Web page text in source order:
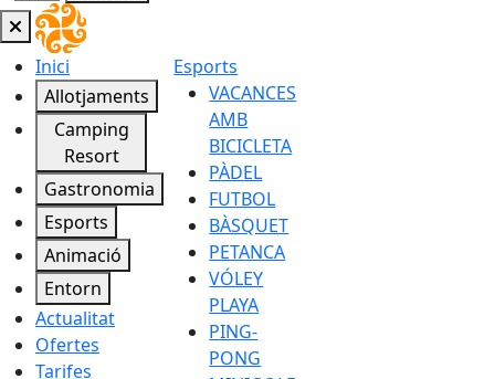
Inici
Allotjaments
Camping
Resort
Gastronomia
Esports
Animació
Entorn
Actualitat
Ofertes
Tarifes
Esports
VACANCES
AMB
BICICLETA
PÀDEL
FUTBOL
BÀSQUET
PETANCA
VÓLEY
PLAYA
PING-
PONG